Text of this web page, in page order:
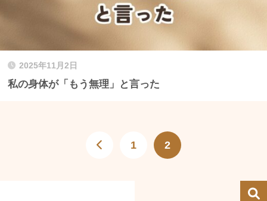
2025年11月2日
私の身体が「もう無理」と言った
1 2